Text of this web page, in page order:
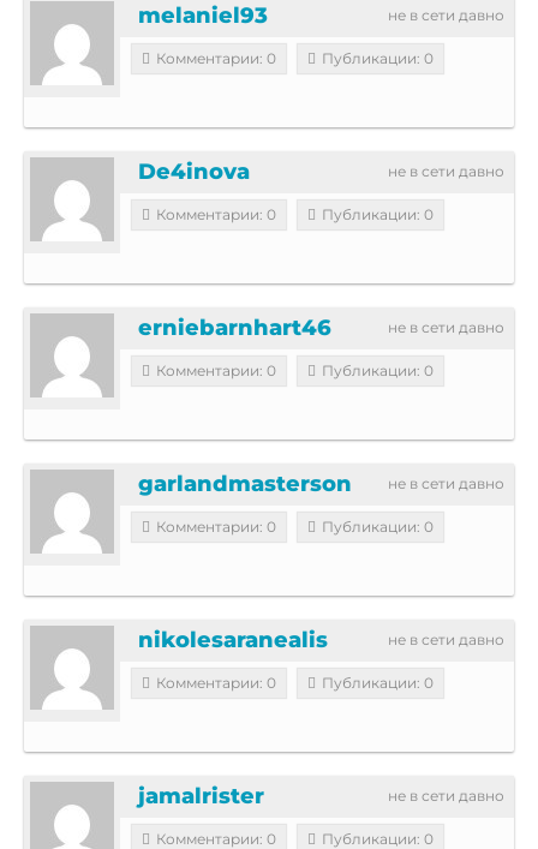
не в сети давно
melaniel93
Комментарии: 0 Публикации: 0
не в сети давно
De4inova
Комментарии: 0 Публикации: 0
не в сети давно
erniebarnhart46
Комментарии: 0 Публикации: 0
не в сети давно
garlandmasterson
Комментарии: 0 Публикации: 0
не в сети давно
nikolesaranealis
Комментарии: 0 Публикации: 0
не в сети давно
jamalrister
Комментарии: 0 Публикации: 0